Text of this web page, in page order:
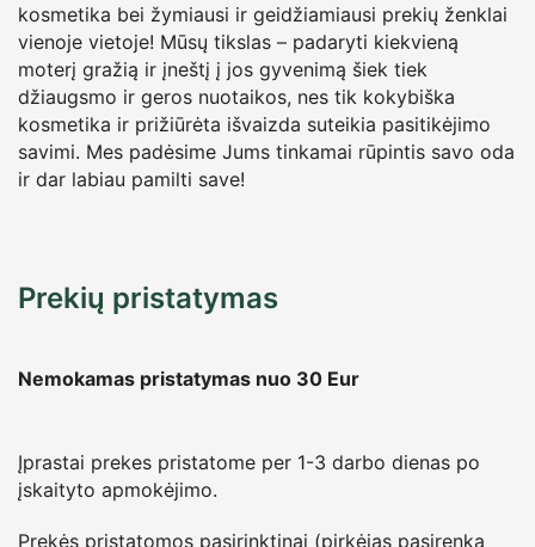
kosmetika bei žymiausi ir geidžiamiausi prekių ženklai
vienoje vietoje! Mūsų tikslas – padaryti kiekvieną
moterį gražią ir įneštį į jos gyvenimą šiek tiek
džiaugsmo ir geros nuotaikos, nes tik kokybiška
kosmetika ir prižiūrėta išvaizda suteikia pasitikėjimo
savimi. Mes padėsime Jums tinkamai rūpintis savo oda
ir dar labiau pamilti save!
Prekių pristatymas
Nemokamas pristatymas nuo 30 Eur
Įprastai prekes pristatome per 1-3 darbo dienas po
įskaityto apmokėjimo.
Prekės pristatomos pasirinktinai (pirkėjas pasirenka